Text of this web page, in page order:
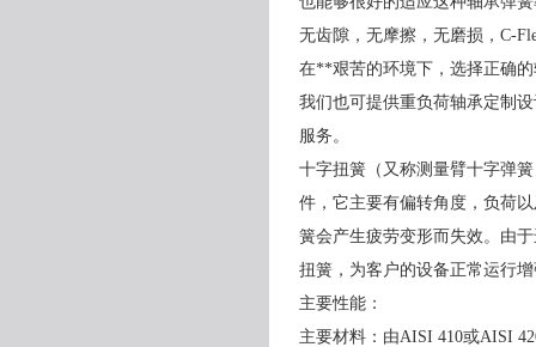
无齿隙，无摩擦，无磨损，C-
在**艰苦的环境下，选择正确
我们也可提供重负荷轴承定制
服务。
十字扭簧（又称测量臂十字弹
件，它主要有偏转角度，负荷
簧会产生疲劳变形而失效。由
扭簧，为客户的设备正常运行
主要性能：
主要材料：由AISI 410或AISI